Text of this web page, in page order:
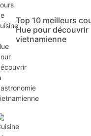
Top 10 meilleurs
Hue pour
vietnamienne